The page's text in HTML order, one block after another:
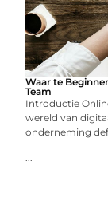
Waar te
Team
Introductie
wereld van
onderneming
...